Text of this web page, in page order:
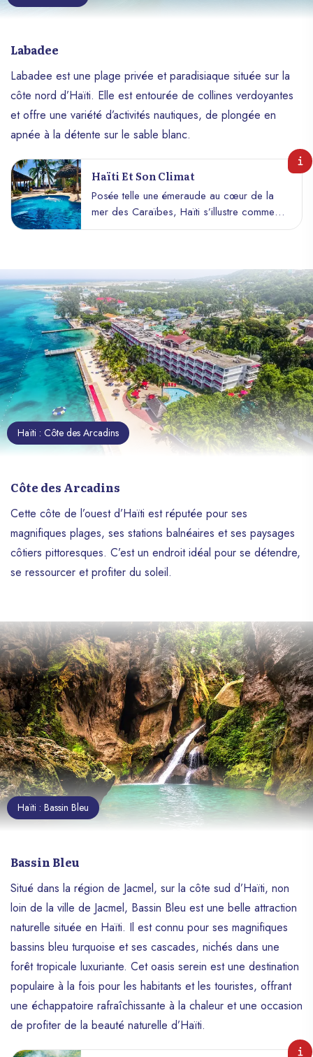
Labadee
Labadee est une plage privée et paradisiaque située sur la
côte nord d’Haïti. Elle est entourée de collines verdoyantes
et offre une variété d’activités nautiques, de plongée en
apnée à la détente sur le sable blanc.
Haïti Et Son Climat
Posée telle une émeraude au cœur de la
mer des Caraïbes, Haïti s’illustre comme
un véritable joyau où le climat tropical
idylliques, ses montagnes verdoyantes et
sa culture riche, est également bénie par
des températures douces à l’année qui en
font une destination de rêve.
Haïti : Côte des Arcadins
Côte des Arcadins
Cette côte de l’ouest d’Haïti est réputée pour ses
magnifiques plages, ses stations balnéaires et ses paysages
côtiers pittoresques. C’est un endroit idéal pour se détendre,
se ressourcer et profiter du soleil.
Haïti : Bassin Bleu
Bassin Bleu
Situé dans la région de Jacmel, sur la côte sud d’Haïti, non
loin de la ville de Jacmel, Bassin Bleu est une belle attraction
naturelle située en Haïti. Il est connu pour ses magnifiques
bassins bleu turquoise et ses cascades, nichés dans une
forêt tropicale luxuriante. Cet oasis serein est une destination
populaire à la fois pour les habitants et les touristes, offrant
une échappatoire rafraîchissante à la chaleur et une occasion
de profiter de la beauté naturelle d’Haïti.